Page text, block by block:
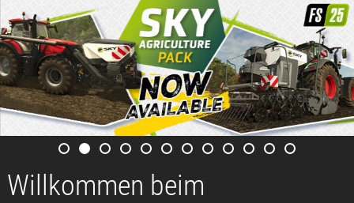
Willkommen beim